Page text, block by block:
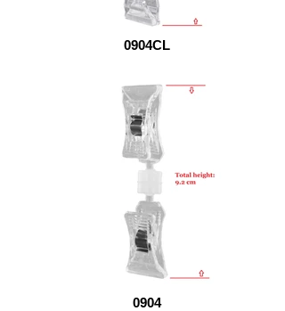
0904CL
0904